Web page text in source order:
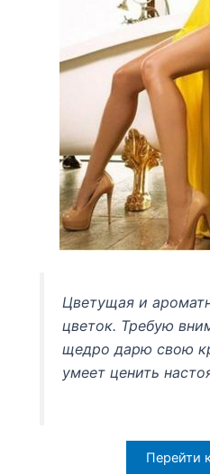
Цветущая и
цветок. Требую
щедро дарю свою
умеет ценить
Перейти